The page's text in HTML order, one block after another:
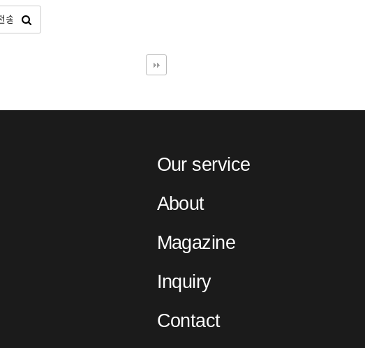
Our service
About
Magazine
Inquiry
Contact